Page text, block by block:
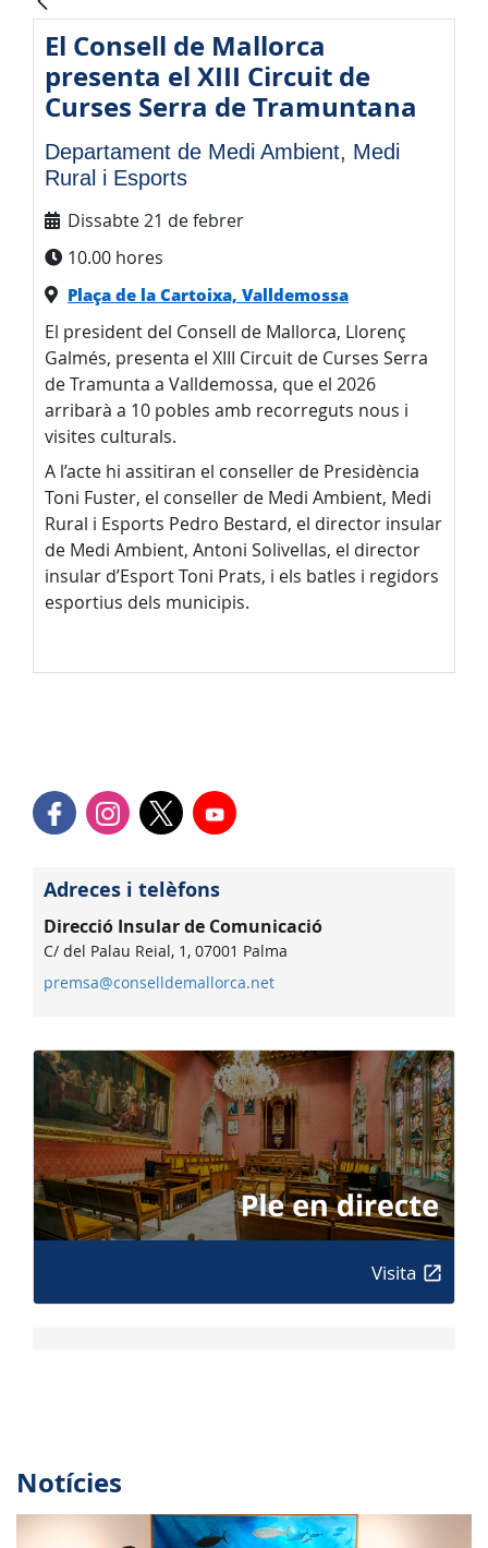
El Consell de Mallorca
presenta el XIII Circuit de
Curses Serra de Tramuntana
Departament de Medi Ambient, Medi
Rural i Esports
Dissabte 21 de febrer
10.00 hores
Plaça de la Cartoixa, Valldemossa
El president del Consell de Mallorca, Llorenç
Galmés, presenta el XIII Circuit de Curses Serra
de Tramunta a Valldemossa, que el 2026
arribarà a 10 pobles amb recorreguts nous i
visites culturals.
A l’acte hi assitiran el conseller de Presidència
Toni Fuster, el conseller de Medi Ambient, Medi
Rural i Esports Pedro Bestard, el director insular
de Medi Ambient, Antoni Solivellas, el director
insular d’Esport Toni Prats, i els batles i regidors
esportius dels municipis.
Adreces i telèfons
Direcció Insular de Comunicació
C/ del Palau Reial, 1, 07001 Palma
premsa@conselldemallorca.net
Visita
Notícies